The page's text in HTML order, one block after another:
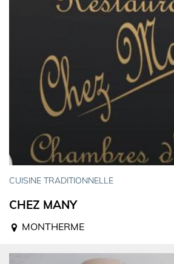
CUISINE TRADITIONNELLE
CHEZ MANY
MONTHERME